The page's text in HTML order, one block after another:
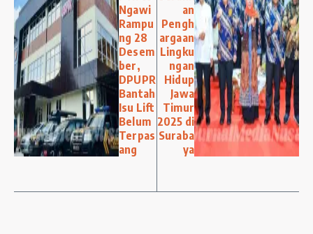
Ngawi
Rampu
ng 28
Desem
ber,
DPUPR
Bantah
Isu Lift
Belum
Terpas
ang
an
Pengh
argaan
Lingku
ngan
Hidup
Jawa
Timur
2025 di
Suraba
ya